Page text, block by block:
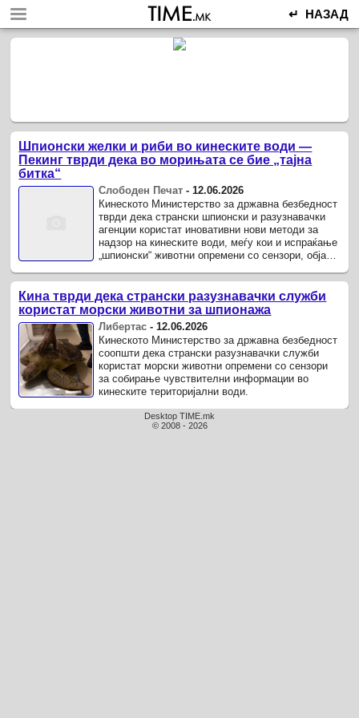
↵ НАЗАД
Шпионски желки и риби во кинеските води —
Пекинг тврди дека во морињата се бие „тајна
битка“
Слободен Печат - 12.06.2026
Кинеското Министерство за државна безбедност
тврди дека странски шпионски и разузнавачки
агенции користат иновативни нови методи за
надзор на кинеските води, меѓу кои и испраќање
„шпионски“ животни опремени со сензори, објави
Кина тврди дека странски разузнавачки служби
користат морски животни за шпионажа
Либертас - 12.06.2026
Кинеското Министерство за државна безбедност
соопшти дека странски разузнавачки служби
користат морски животни опремени со сензори
за собирање чувствителни информации во
кинеските територијални води.
Desktop TIME.mk
© 2008 - 2026